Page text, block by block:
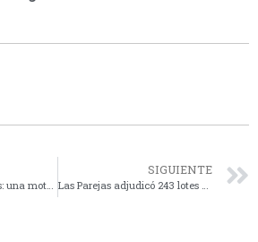
Accidente en Totoras: una moto impactó contra la vidriera de un comercio céntrico
SIGUIENTE
Las Parejas adjudicó 243 lotes y las familias comienzan el camino hacia su casa propia